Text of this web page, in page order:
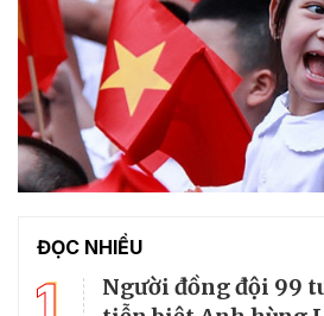
ĐỌC NHIỀU
1
Người đồng đội 99